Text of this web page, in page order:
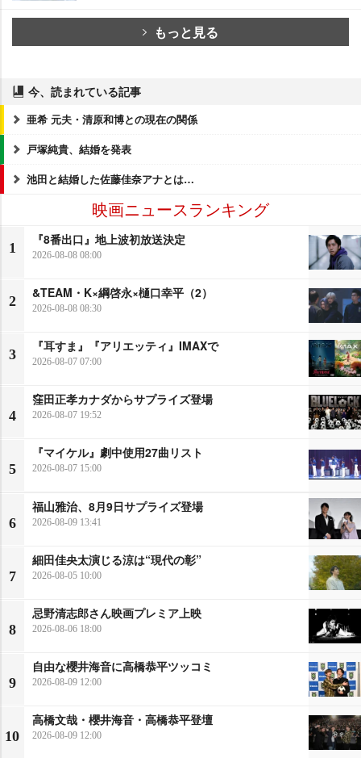
もっと見る
今、読まれている記事
亜希 元夫・清原和博との現在の関係
戸塚純貴、結婚を発表
池田と結婚した佐藤佳奈アナとは…
映画ニュースランキング
1
『8番出口』地上波初放送決定
2026-08-08 08:00
2
&TEAM・K×綱啓永×樋口幸平（2）
2026-08-08 08:30
3
『耳すま』『アリエッティ』IMAXで
2026-08-07 07:00
4
窪田正孝カナダからサプライズ登場
2026-08-07 19:52
5
『マイケル』劇中使用27曲リスト
2026-08-07 15:00
6
福山雅治、8月9日サプライズ登場
2026-08-09 13:41
7
細田佳央太演じる涼は“現代の彰”
2026-08-05 10:00
8
忌野清志郎さん映画プレミア上映
2026-08-06 18:00
9
自由な櫻井海音に高橋恭平ツッコミ
2026-08-09 12:00
10
高橋文哉・櫻井海音・高橋恭平登壇
2026-08-09 12:00